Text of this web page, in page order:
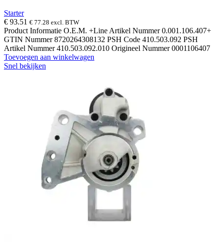
Starter
€ 93.51 € 77.28 excl. BTW
Product Informatie O.E.M. +Line Artikel Nummer 0.001.106.407+
GTIN Nummer 8720264308132 PSH Code 410.503.092 PSH
Artikel Nummer 410.503.092.010 Origineel Nummer 0001106407
Toevoegen aan winkelwagen
Snel bekijken